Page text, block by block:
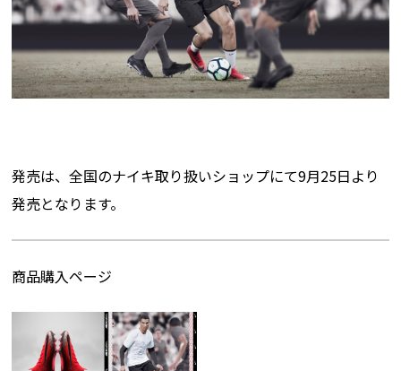
発売は、全国のナイキ取り扱いショップにて9月25日より
発売となります。
商品購入ページ